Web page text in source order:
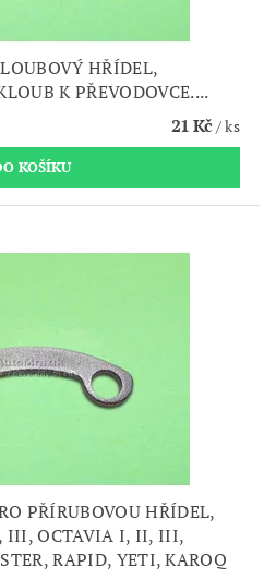
HŘÍDEL,
K PŘEVODOVCE....
21 Kč/ ks
PŘÍRUBOVOU HŘÍDEL,
III, OCTAVIA I, II, III,
RAPID, YETI, KAROQ